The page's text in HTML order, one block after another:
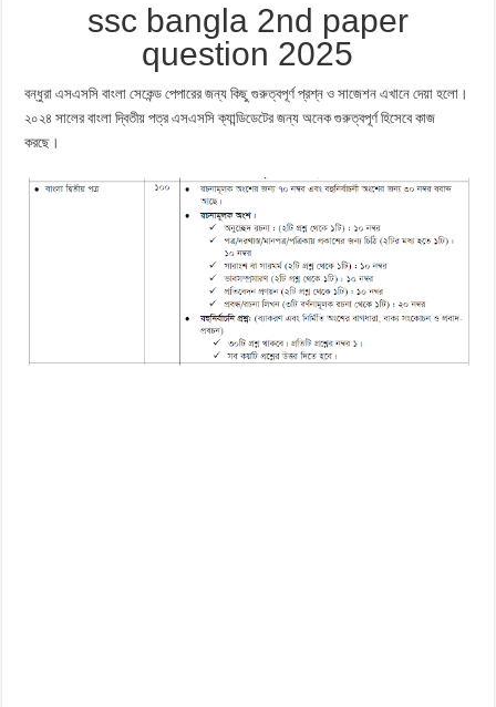
ssc bangla 2nd paper
question 2025
বন্ধুরা এসএসসি বাংলা সেকেন্ড পেপারের জন্য কিছু গুরুত্বপূর্ণ প্রশ্ন ও সাজেশন এখানে দেয়া হলো।
২০২৪ সালের বাংলা দ্বিতীয় পত্র এসএসসি ক্যান্ডিডেটের জন্য অনেক গুরুত্বপূর্ণ হিসেবে কাজ
করছে।